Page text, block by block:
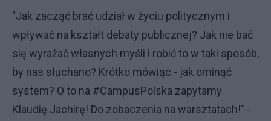
"Jak zacząć brać udział w życiu politycznym i
wpływać na kształt debaty publicznej? Jak nie bać
się wyrażać własnych myśli i robić to w taki sposób,
by nas słuchano? Krótko mówiąc - jak ominąć
system? O to na #CampusPolska zapytamy
Klaudię Jachirę! Do zobaczenia na warsztatach!" -